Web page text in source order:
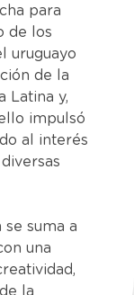
para
de los
uruguayo
de la
Latina y,
impulsó
al interés
se suma a
una
la